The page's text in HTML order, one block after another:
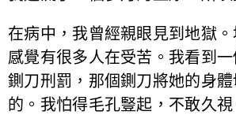
在病中，我曾經親眼見到地獄。
感覺有很多人在受苦。我看到
鍘刀刑罰，那個鍘刀將她的身
的。我怕得毛孔豎起，不敢久